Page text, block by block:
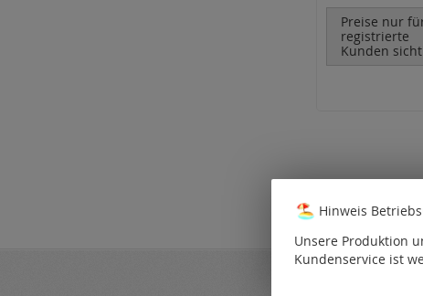
Preise nur
registrierte
Kunden
Hinweis
Unsere Produktion
Kundenservice ist